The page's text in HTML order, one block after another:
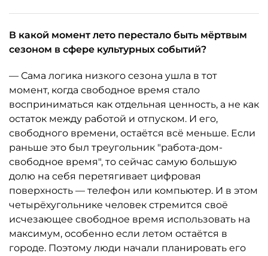
В какой момент лето перестало быть мёртвым
сезоном в сфере культурных событий?
— Сама логика низкого сезона ушла в тот
момент, когда свободное время стало
восприниматься как отдельная ценность, а не как
остаток между работой и отпуском. И его,
свободного времени, остаётся всё меньше. Если
раньше это был треугольник "работа-дом-
свободное время", то сейчас самую большую
долю на себя перетягивает цифровая
поверхность — телефон или компьютер. И в этом
четырёхугольнике человек стремится своё
исчезающее свободное время использовать на
максимум, особенно если летом остаётся в
городе. Поэтому люди начали планировать его